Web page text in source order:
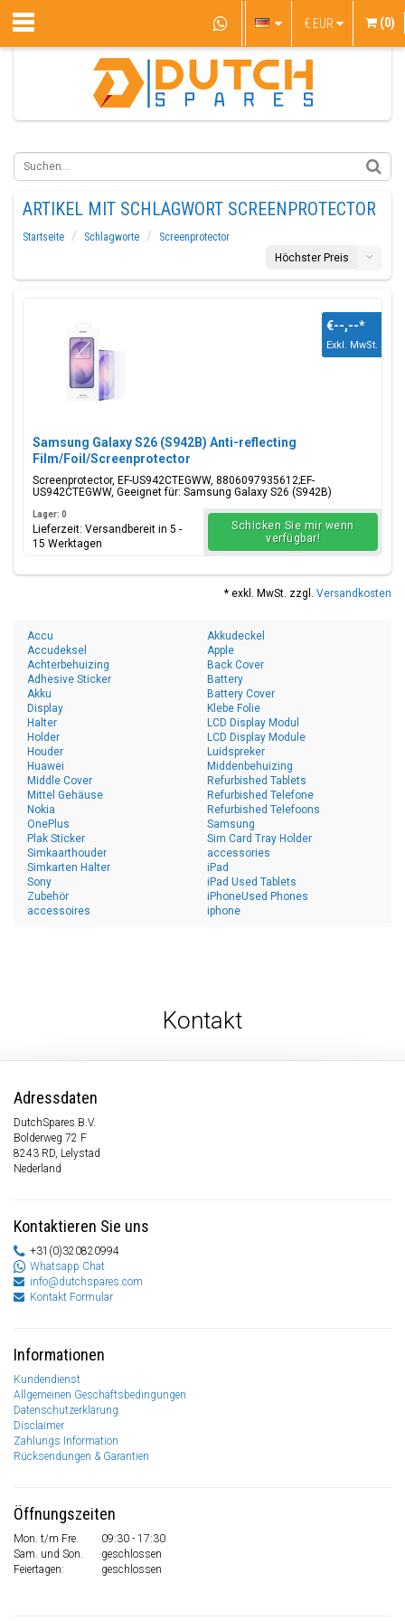
€ EUR (0)
ARTIKEL MIT SCHLAGWORT SCREENPROTECTOR
Startseite Schlagworte
Screenprotector
Höchster Preis
Samsung Galaxy S26 (S942B) Anti-reflecting
Film/Foil/Screenprotector
Screenprotector, EF-US942CTEGWW, 8806097935612;EF-
US942CTEGWW, Geeignet für: Samsung Galaxy S26 (S942B)
€--,--*
Exkl. MwSt.
Lager: 0
Lieferzeit: Versandbereit in 5 -
15 Werktagen
Schicken Sie mir wenn
verfügbar!
* exkl. MwSt. zzgl. Versandkosten
Accu
Accudeksel
Achterbehuizing
Adhesive Sticker
Akku
Akkudeckel
Apple
Back Cover
Battery
Battery Cover
Display
Halter
Holder
Houder
Huawei
Klebe Folie
LCD Display Modul
LCD Display Module
Luidspreker
Middenbehuizing
Middle Cover
Mittel Gehäuse
Nokia
OnePlus
Plak Sticker
Refurbished Tablets
Refurbished Telefone
Refurbished Telefoons
Samsung
Sim Card Tray Holder
Simkaarthouder
Simkarten Halter
Sony
Zubehör
accessoires
accessories
iPad
iPad Used Tablets
iPhoneUsed Phones
iphone
Kontakt
Adressdaten
DutchSpares B.V.
Bolderweg 72 F
8243 RD, Lelystad
Nederland
Kontaktieren Sie uns
+31(0)320820994
Whatsapp Chat
info@dutchspares.com
Kontakt Formular
Informationen
Kundendienst
Allgemeinen Geschäftsbedingungen
Datenschutzerklärung
Disclaimer
Zahlungs Information
Rücksendungen & Garantien
Öffnungszeiten
Mon. t/m Fre.
09:30 - 17:30
Sam. und Son.
geschlossen
Feiertagen:
geschlossen